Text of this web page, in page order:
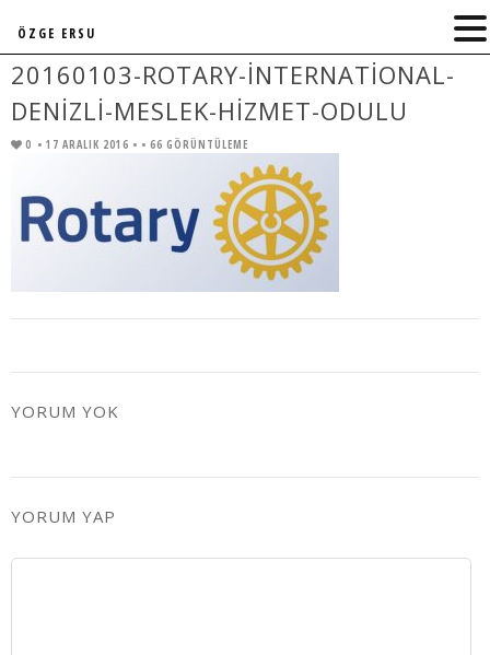
20160103-ROTARY-INTERNATIONAL-
DENIZLI-MESLEK-HIZMET-ODULU
0 • 17 ARALIK 2016 • • 66 GÖRÜNTÜLEME
YORUM YOK
YORUM YAP
ÖZGE ERSU